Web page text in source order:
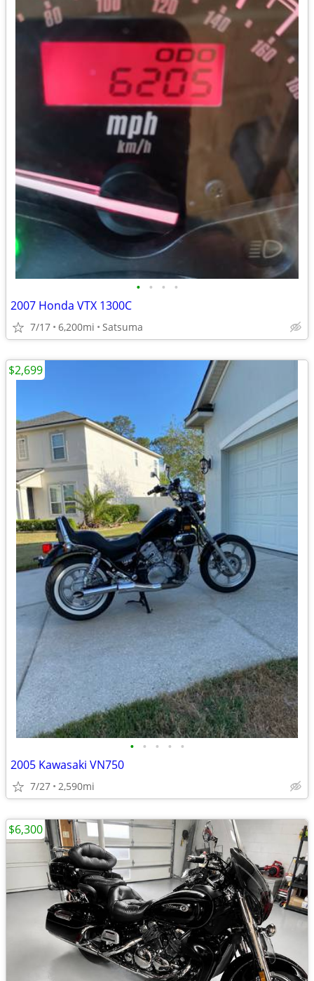
• • • •
2007 Honda VTX 1300C
7/17 6,200mi Satsuma
• • • • •
2005 Kawasaki VN750
7/27 2,590mi
$2,699
$6,300